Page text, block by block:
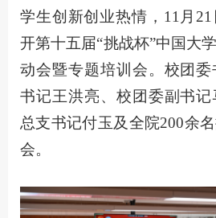
学生创新创业热情，11月
开第十五届“挑战杯”中国大
动会暨专题培训会。校团
书记王洪亮、校团委副书
总支书记付玉及全院200余
会。